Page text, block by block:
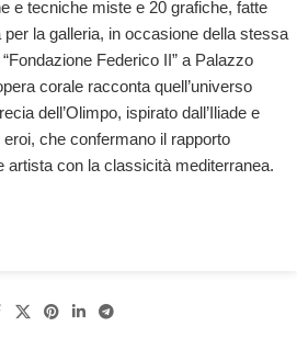
e tecniche miste e 20 grafiche, fatte
per la galleria, in occasione della stessa
Federico II” a Palazzo
corale racconta quell’universo
dell’Olimpo, ispirato dall’Iliade e
che confermano il rapporto
artista con la classicità mediterranea.